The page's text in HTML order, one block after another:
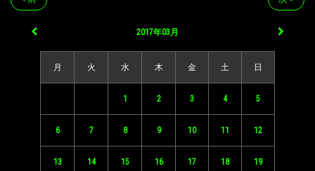
2017年03月
月 火 水 木 金 土 日
1 2 3 4 5
6 7 8 9 10 11 12
13 14 15 16 17 18 19